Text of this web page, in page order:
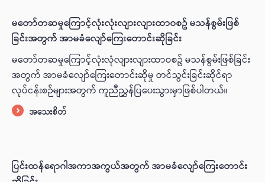
မတော်တဆမှုကြောင့်လုံးလုံးလျားလျားထာဝစဥ် မသန်စွမ်းဖြစ်
ခြင်းအတွက် အာမခံလျော်ကြေးတောင်းဆိုခြင်း
မတော်တဆမှုကြောင့်လုံးလုံလျားလျားထာဝစဥ် မသန်စွမ်းဖြစ်ခြင်း
အတွက် အာမခံလျော်ကြေးတောင်းဆိုမှု တင်သွင်းခြင်းဆိုင်ရာ
လုပ်ငန်းစဉ်များအတွက် ကူညီညွှန်ပြပေးသွားမှာဖြစ်ပါတယ်။
အသေးစိတ်
ပြင်းထန်ရောဂါအကာအကွယ်အတွက် အာမခံလျော်ကြေးတောင်း